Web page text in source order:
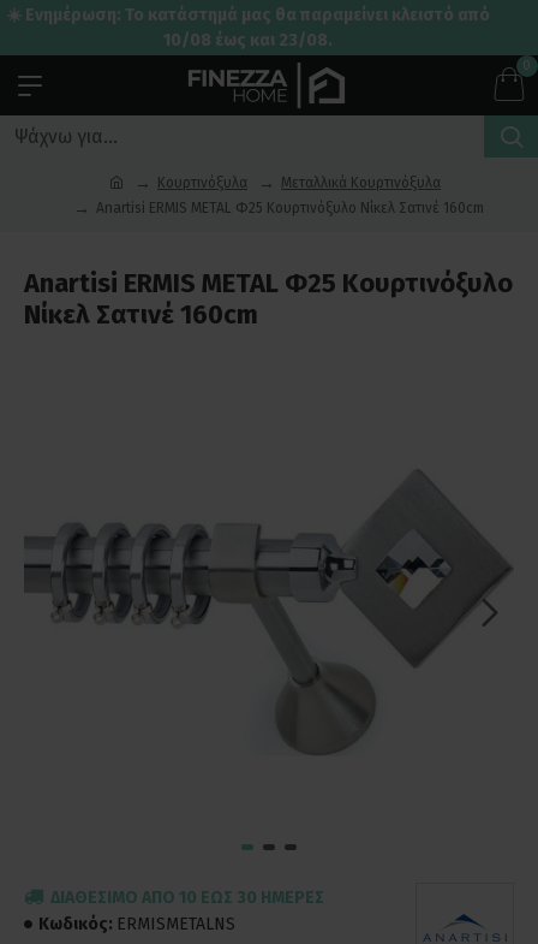
☀️ Ενημέρωση: Το κατάστημά μας θα παραμείνει κλειστό από
10/08 έως και 23/08.
0
Κουρτινόξυλα
Μεταλλικά Κουρτινόξυλα
Anartisi ERMIS METAL Φ25 Κουρτινόξυλο Νίκελ Σατινέ 160cm
Anartisi ERMIS METAL Φ25 Κουρτινόξυλο
Νίκελ Σατινέ 160cm
ΔΙΑΘΈΣΙΜΟ ΑΠΌ 10 ΈΩΣ 30 ΗΜΈΡΕΣ
Κωδικός: ERMISMETALNS